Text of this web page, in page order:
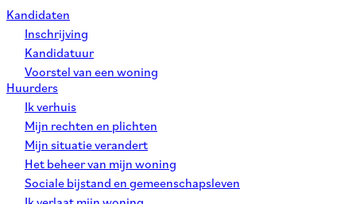
Kandidaten
Inschrijving
Kandidatuur
Voorstel van een woning
Huurders
Ik verhuis
Mijn rechten en plichten
Mijn situatie verandert
Het beheer van mijn woning
Sociale bijstand en gemeenschapsleven